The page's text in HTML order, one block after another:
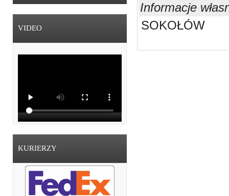
VIDEO
KURIERZY
Informacje
SOKOŁÓW